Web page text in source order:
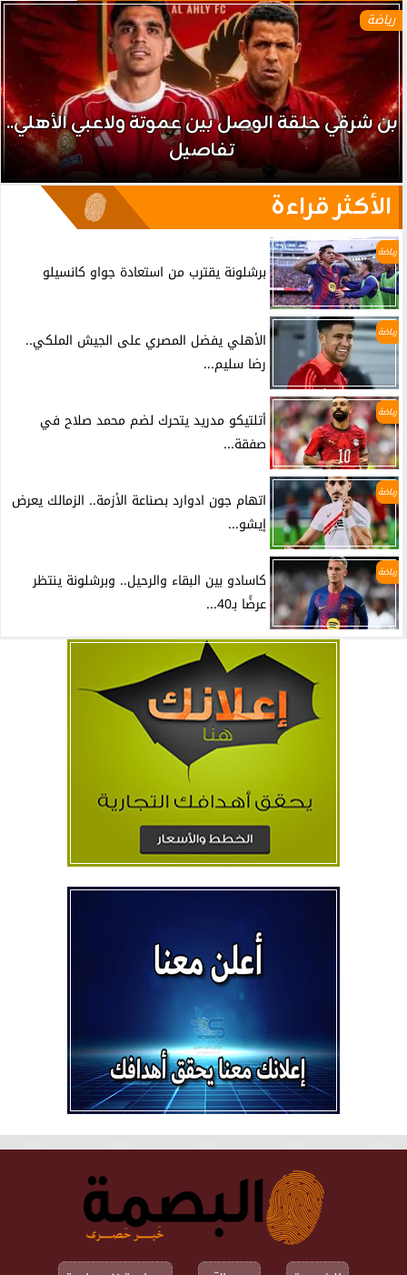
رياضة
بن شرقي حلقة الوصل بين عموتة ولاعبي الأهلي..
تفاصيل
الأكثر قراءة
رياضة
برشلونة يقترب من استعادة جواو كانسيلو
رياضة
الأهلي يفضل المصري على الجيش الملكي..
رضا سليم...
رياضة
أتلتيكو مدريد يتحرك لضم محمد صلاح في
صفقة...
رياضة
اتهام جون ادوارد بصناعة الأزمة.. الزمالك يعرض
إيشو...
رياضة
كاسادو بين البقاء والرحيل.. وبرشلونة ينتظر
عرضًا بـ40...